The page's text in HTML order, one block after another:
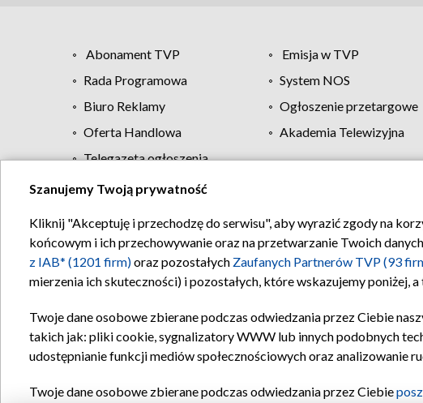
Abonament TVP Emisja w TVP
Rada Programowa
System NOS
Biuro Reklamy
Ogłoszenie przetargowe
Oferta Handlowa
Akademia Telewizyjna
Telegazeta ogłoszenia
Regulamin TVP Polityka
Szanujemy Twoją prywatność
Kliknij "Akceptuję i przechodzę do serwisu", aby wyrazić zgody na
końcowym i ich przechowywanie oraz na przetwarzanie Twoich
z IAB* (1201 firm)oraz pozostałych Zaufanych Partnerów TVP (93
mierzenia ich skuteczności) i pozostałych, które wskazujemy poniżej,
Twoje dane osobowe zbierane podczas odwiedzania przez Ciebie
takich jak: pliki cookie, sygnalizatory WWW lub innych podobnych
udostępnianie funkcji mediów społecznościowych oraz analizowanie
Twoje dane osobowe zbierane podczas odwiedzania przez Ciebie